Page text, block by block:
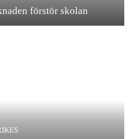
förstör skolan